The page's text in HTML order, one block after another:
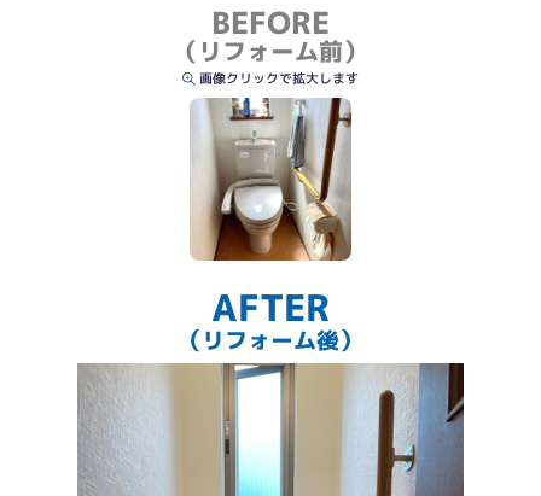
BEFORE
（リフォーム前）
画像クリックで拡大します
AFTER
（リフォーム後）